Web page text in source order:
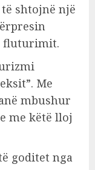
shtojnë një
fluturimit.
Me
mbushur
me këtë lloj
goditet nga